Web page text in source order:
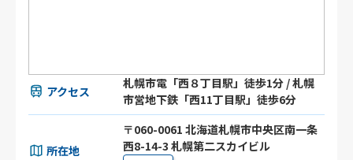
アクセス
札幌市電「西８丁目駅」徒歩1分 / 札幌
市営地下鉄「西11丁目駅」徒歩6分
所在地
〒060-0061 北海道札幌市中央区南一条
西8-14-3 札幌第二スカイビル